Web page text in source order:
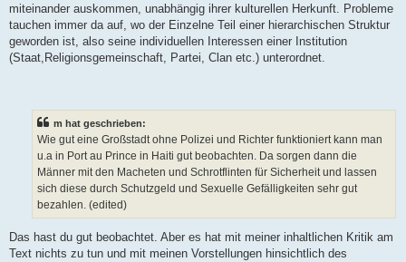
miteinander auskommen, unabhängig ihrer kulturellen Herkunft. Probleme
tauchen immer da auf, wo der Einzelne Teil einer hierarchischen Struktur
geworden ist, also seine individuellen Interessen einer Institution
(Staat,Religionsgemeinschaft, Partei, Clan etc.) unterordnet.
m hat geschrieben:
Wie gut eine Großstadt ohne Polizei und Richter funktioniert kann man
u.a in Port au Prince in Haiti gut beobachten. Da sorgen dann die
Männer mit den Macheten und Schrotflinten für Sicherheit und lassen
sich diese durch Schutzgeld und Sexuelle Gefälligkeiten sehr gut
bezahlen. (edited)
Das hast du gut beobachtet. Aber es hat mit meiner inhaltlichen Kritik am
Text nichts zu tun und mit meinen Vorstellungen hinsichtlich des